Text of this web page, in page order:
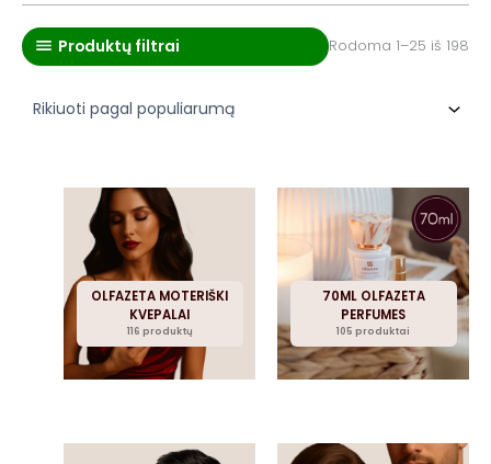
Produktų filtrai Rodoma 1–25 iš 198
OLFAZETA MOTERIŠKI
KVEPALAI
116 produktų
70ML OLFAZETA
PERFUMES
105 produktai